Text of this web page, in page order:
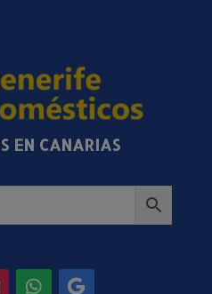
EN CANARIAS